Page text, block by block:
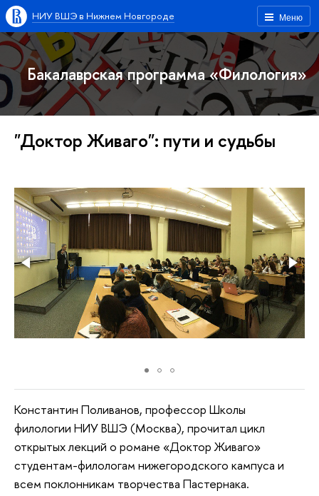
Меню
НИУ ВШЭ в Нижнем Новгороде
Бакалаврская программа «Филология»
"Доктор Живаго": пути и судьбы
Константин Поливанов, профессор Школы
филологии НИУ ВШЭ (Москва), прочитал цикл
открытых лекций о романе «Доктор Живаго»
студентам-филологам нижегородского кампуса и
всем поклонникам творчества Пастернака.